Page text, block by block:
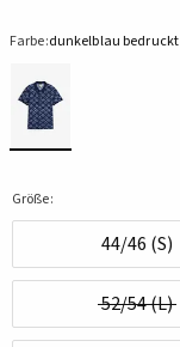
Farbe:dunkelblau bedruckt
Größe:
44/46 (S)
52/54 (L)